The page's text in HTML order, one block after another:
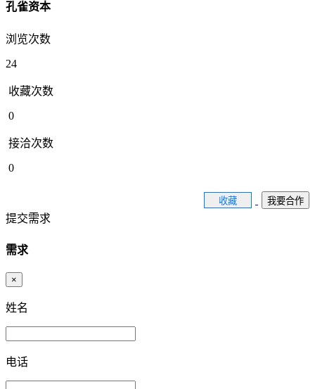
孔雀资本
浏览次数
24
收藏次数
0
接洽次数
0
收藏 我要合作
提交需求
需求
×
姓名
电话